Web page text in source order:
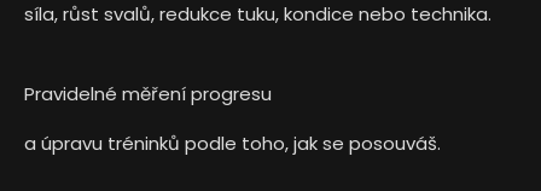
síla, růst svalů, redukce tuku, kondice nebo technika.
Pravidelné měření progresu
a úpravu tréninků podle toho, jak se posouváš.